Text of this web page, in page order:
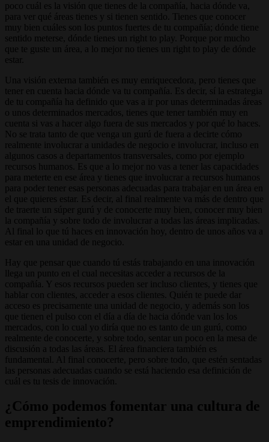
poco cuál es la visión que tienes de la compañía, hacia dónde va,
para ver qué áreas tienes y si tienen sentido. Tienes que conocer
muy bien cuáles son los puntos fuertes de tu compañía; dónde tiene
sentido meterse, dónde tienes un right to play. Porque por mucho
que te guste un área, a lo mejor no tienes un right to play de dónde
estar.
Una visión externa también es muy enriquecedora, pero tienes que
tener en cuenta hacia dónde va tu compañía. Es decir, sí la estrategia
de tu compañía ha definido que vas a ir por unas determinadas áreas
o unos determinados mercados, tienes que tener también muy en
cuenta si vas a hacer algo fuera de sus mercados y por qué lo haces.
No se trata tanto de que venga un gurú de fuera a decirte cómo
realmente involucrar a unidades de negocio e involucrar, incluso en
algunos casos a departamentos transversales, como por ejemplo
recursos humanos. Es que a lo mejor no vas a tener las capacidades
para meterte en ese área y tienes que involucrar a recursos humanos
para poder tener esas personas adecuadas para trabajar en un área en
el que quieres estar. Es decir, al final realmente va más de dentro que
de traerte un súper gurú y de conocerte muy bien, conocer muy bien
la compañía y sobre todo de involucrar a todas las áreas implicadas.
Al final lo que tú haces en innovación hoy, dentro de unos años va a
estar en una unidad de negocio.
Hay que pensar que cuando tú estás trabajando en una innovación
llega un punto en el cual necesitas acceder a recursos de la
compañía. Y esos recursos pueden ser incluso clientes, y tienes que
hablar con clientes, acceder a esos clientes. Quién te puede dar
acceso es precisamente una unidad de negocio, y además son los
que tienen el pulso con el día a día de hacia dónde van los los
mercados, con lo cual yo diría que no es tanto de un gurú, como
realmente de conocerte, y sobre todo, sentar un poco en la mesa de
discusión a todas las áreas. El área financiera también es
fundamental. Al final conocerte, pero sobre todo, que estén sentadas
las personas adecuadas cuando se está haciendo esa definición de
cuál es tu tesis de innovación.
¿Cómo podemos fomentar una cultura de
emprendimiento?